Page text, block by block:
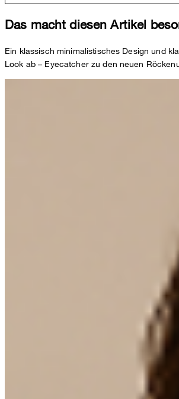
Das macht diesen Artikel
Ein klassisch minimalistisches Design und
Look ab – Eyecatcher zu den neuen